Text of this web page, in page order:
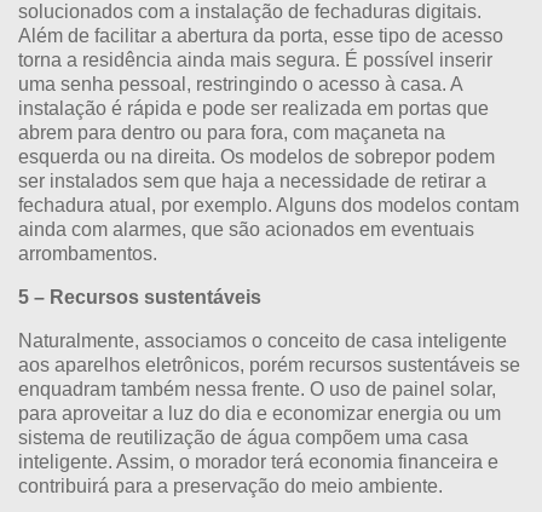
solucionados com a instalação de fechaduras digitais.
Além de facilitar a abertura da porta, esse tipo de acesso
torna a residência ainda mais segura. É possível inserir
uma senha pessoal, restringindo o acesso à casa. A
instalação é rápida e pode ser realizada em portas que
abrem para dentro ou para fora, com maçaneta na
esquerda ou na direita. Os modelos de sobrepor podem
ser instalados sem que haja a necessidade de retirar a
fechadura atual, por exemplo. Alguns dos modelos contam
ainda com alarmes, que são acionados em eventuais
arrombamentos.
5 – Recursos sustentáveis
Naturalmente, associamos o conceito de casa inteligente
aos aparelhos eletrônicos, porém recursos sustentáveis se
enquadram também nessa frente. O uso de painel solar,
para aproveitar a luz do dia e economizar energia ou um
sistema de reutilização de água compõem uma casa
inteligente. Assim, o morador terá economia financeira e
contribuirá para a preservação do meio ambiente.